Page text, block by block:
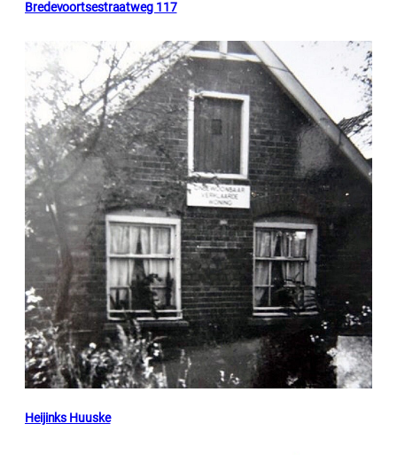
Bredevoortsestraatweg 117
Heijinks Huuske